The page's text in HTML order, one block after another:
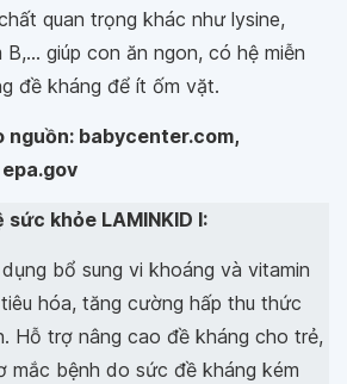
quan trọng khác như lysine,
giúp con ăn ngon, có hệ miễn
đề kháng để ít ốm vặt.
nguồn: babycenter.com,
khỏe LAMINKID I:
bổ sung vi khoáng và vitamin
hóa, tăng cường hấp thu thức
Hỗ trợ nâng cao đề kháng cho trẻ,
mắc bệnh do sức đề kháng kém